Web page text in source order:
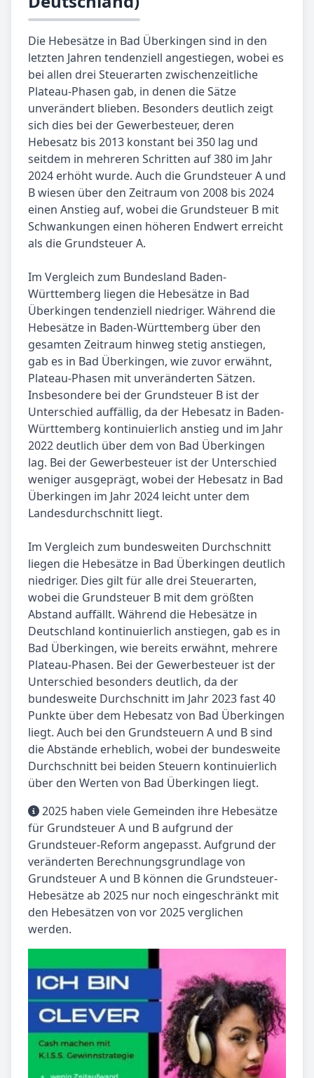
Die Hebesätze in Bad Überkingen sind in den
letzten Jahren tendenziell angestiegen, wobei es
bei allen drei Steuerarten zwischenzeitliche
Plateau-Phasen gab, in denen die Sätze
unverändert blieben. Besonders deutlich zeigt
sich dies bei der Gewerbesteuer, deren
Hebesatz bis 2013 konstant bei 350 lag und
seitdem in mehreren Schritten auf 380 im Jahr
2024 erhöht wurde. Auch die Grundsteuer A und
B wiesen über den Zeitraum von 2008 bis 2024
einen Anstieg auf, wobei die Grundsteuer B mit
Schwankungen einen höheren Endwert erreicht
als die Grundsteuer A.
Im Vergleich zum Bundesland Baden-
Württemberg liegen die Hebesätze in Bad
Überkingen tendenziell niedriger. Während die
Hebesätze in Baden-Württemberg über den
gesamten Zeitraum hinweg stetig anstiegen,
gab es in Bad Überkingen, wie zuvor erwähnt,
Plateau-Phasen mit unveränderten Sätzen.
Insbesondere bei der Grundsteuer B ist der
Unterschied auffällig, da der Hebesatz in Baden-
Württemberg kontinuierlich anstieg und im Jahr
2022 deutlich über dem von Bad Überkingen
lag. Bei der Gewerbesteuer ist der Unterschied
weniger ausgeprägt, wobei der Hebesatz in Bad
Überkingen im Jahr 2024 leicht unter dem
Landesdurchschnitt liegt.
Im Vergleich zum bundesweiten Durchschnitt
liegen die Hebesätze in Bad Überkingen deutlich
niedriger. Dies gilt für alle drei Steuerarten,
wobei die Grundsteuer B mit dem größten
Abstand auffällt. Während die Hebesätze in
Deutschland kontinuierlich anstiegen, gab es in
Bad Überkingen, wie bereits erwähnt, mehrere
Plateau-Phasen. Bei der Gewerbesteuer ist der
Unterschied besonders deutlich, da der
bundesweite Durchschnitt im Jahr 2023 fast 40
Punkte über dem Hebesatz von Bad Überkingen
liegt. Auch bei den Grundsteuern A und B sind
die Abstände erheblich, wobei der bundesweite
Durchschnitt bei beiden Steuern kontinuierlich
über den Werten von Bad Überkingen liegt.
2025 haben viele Gemeinden ihre Hebesätze
für Grundsteuer A und B aufgrund der
Grundsteuer-Reform angepasst. Aufgrund der
veränderten Berechnungsgrundlage von
Grundsteuer A und B können die Grundsteuer-
Hebesätze ab 2025 nur noch eingeschränkt mit
den Hebesätzen von vor 2025 verglichen
werden.